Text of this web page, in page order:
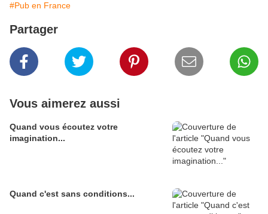
#Pub en France
Partager
Vous aimerez aussi
Quand vous écoutez votre
imagination...
Quand c'est sans conditions...